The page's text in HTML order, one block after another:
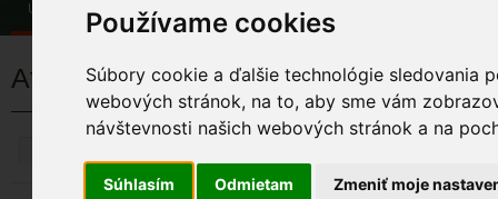
Používame cookies
Súbory cookie a ďalšie technológie sledovania
webových stránok, na to, aby sme vám
návštevnosti našich webových stránok a na
Súhlasím Odmietam Zmeniť moje
Úvod Atlas Atlas rastlín
Atlas rastlín